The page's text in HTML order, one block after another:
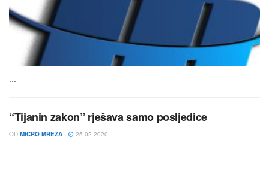
...
“Tijanin zakon” rješava samo posljedice
OD MICRO MREŽA 25.02.2020.